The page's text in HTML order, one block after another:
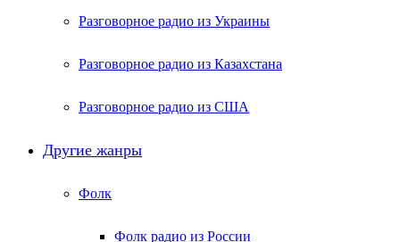
Разговорное радио из Украины
Разговорное радио из Казахстана
Разговорное радио из США
Другие жанры
Фолк
Фолк радио из России